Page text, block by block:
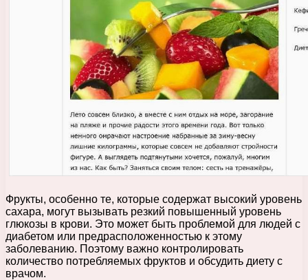
Фрукты, особенно те, которые содержат высокий уровень
сахара, могут вызывать резкий повышенный уровень
глюкозы в крови. Это может быть проблемой для людей с
диабетом или предрасположенностью к этому
заболеванию. Поэтому важно контролировать
количество потребляемых фруктов и обсудить диету с
врачом.